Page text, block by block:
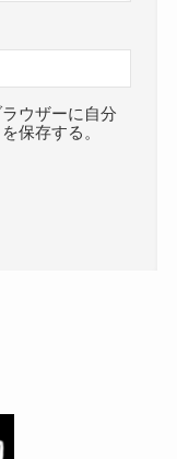
ウザーに自分
保存する。